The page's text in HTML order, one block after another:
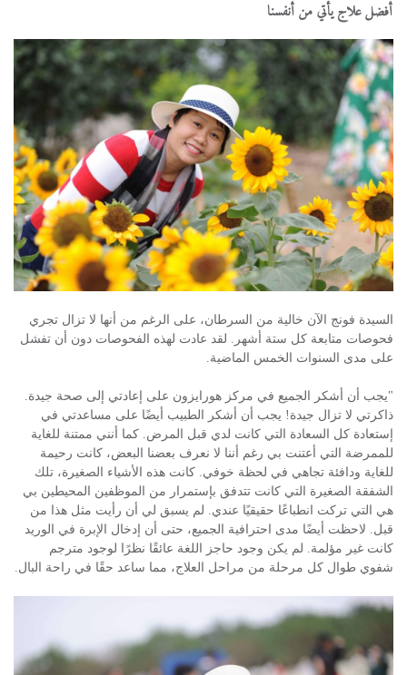
أفضل علاج يأتي من أنفسنا
السيدة فونج الآن خالية من السرطان، على الرغم من أنها لا تزال تجري
فحوصات متابعة كل ستة أشهر. لقد عادت لهذه الفحوصات دون أن تفشل
على مدى السنوات الخمس الماضية.
"يجب أن أشكر الجميع في مركز هورايزون على إعادتي إلى صحة جيدة.
ذاكرتي لا تزال جيدة! يجب أن أشكر الطبيب أيضًا على مساعدتي في
إستعادة كل السعادة التي كانت لدي قبل المرض. كما أنني ممتنة للغاية
للممرضة التي أعتنت بي رغم أننا لا نعرف بعضنا البعض، كانت رحيمة
للغاية ودافئة تجاهي في لحظة خوفي. كانت هذه الأشياء الصغيرة، تلك
الشفقة الصغيرة التي كانت تتدفق بإستمرار من الموظفين المحيطين بي
هي التي تركت انطباعًا حقيقيًا عندي. لم يسبق لي أن رأيت مثل هذا من
قبل. لاحظت أيضًا مدى احترافية الجميع، حتى أن إدخال الإبرة في الوريد
كانت غير مؤلمة. لم يكن وجود حاجز اللغة عائقًا نظرًا لوجود مترجم
شفوي طوال كل مرحلة من مراحل العلاج، مما ساعد حقًا في راحة البال.